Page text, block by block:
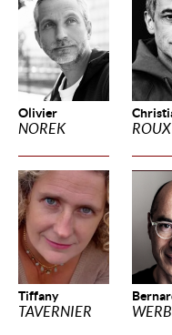
Olivier
NOREK ROUX
Tiffany
TAVERNIER